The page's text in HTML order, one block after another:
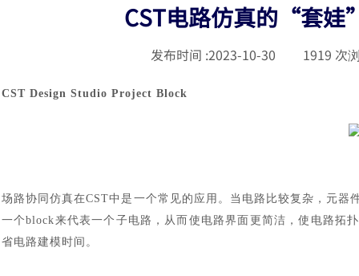
CST电路仿真的“套娃
发布时间 :2023-10-30 1919 次
CST Design Studio Project Block
场路协同仿真在CST中是一个常见的应用。当电路比较复杂，元
一个block来代表一个子电路，从而使电路界面更简洁，使电路拓
省电路建模时间。